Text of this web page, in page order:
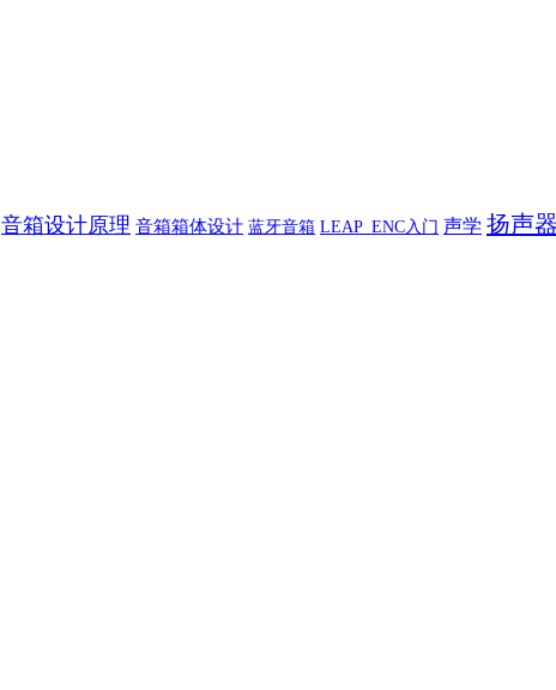
音箱设计原理 音箱箱体设计 蓝牙音箱 LEAP_ENC入门 声学 扬声器